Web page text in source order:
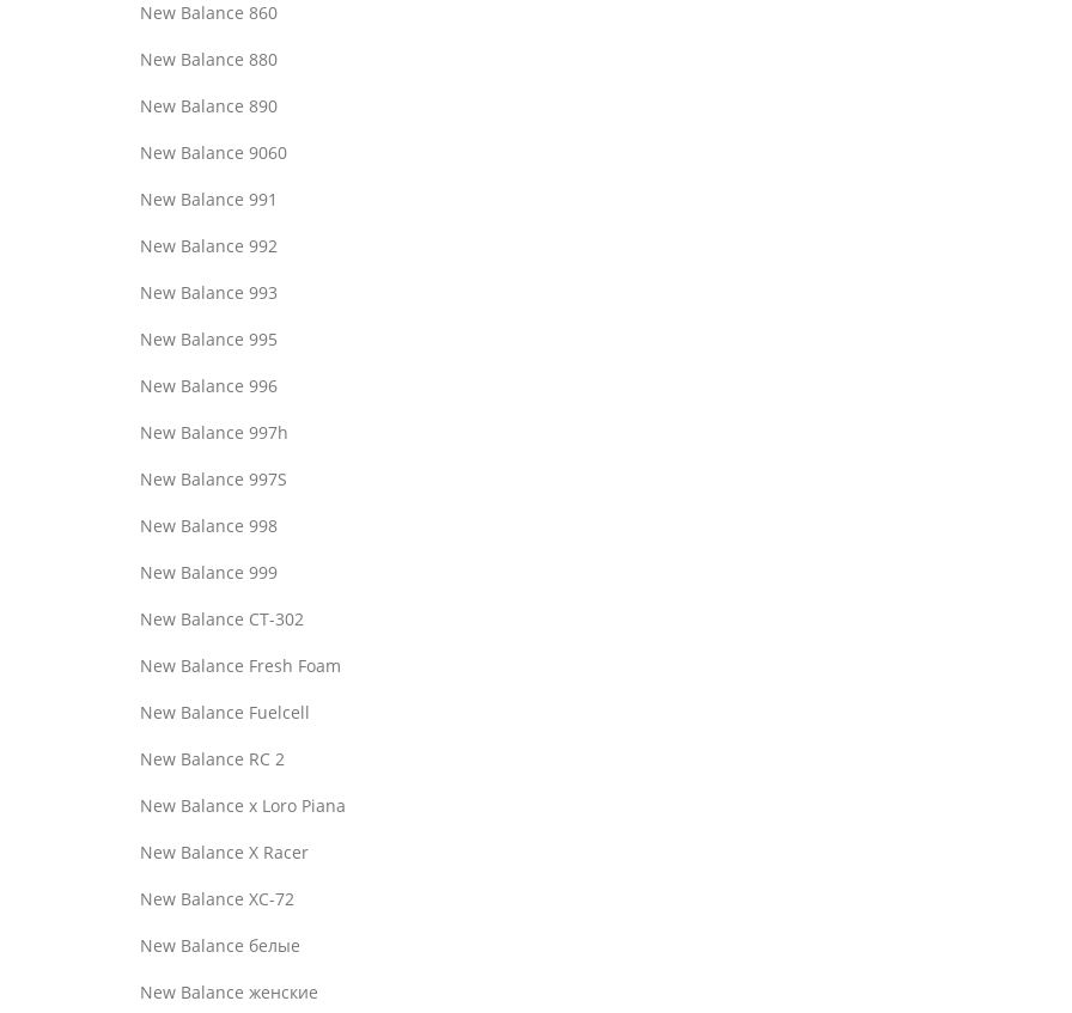
New Balance 860
New Balance 880
New Balance 890
New Balance 9060
New Balance 991
New Balance 992
New Balance 993
New Balance 995
New Balance 996
New Balance 997h
New Balance 997S
New Balance 998
New Balance 999
New Balance CT-302
New Balance Fresh Foam
New Balance Fuelcell
New Balance RC 2
New Balance x Loro Piana
New Balance X Racer
New Balance XC-72
New Balance белые
New Balance женские